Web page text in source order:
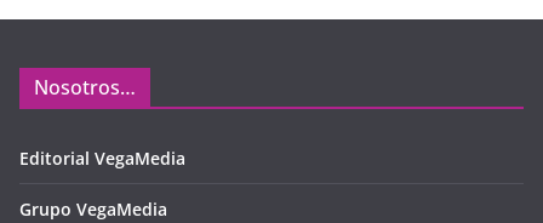
Nosotros…
Editorial VegaMedia
Grupo VegaMedia